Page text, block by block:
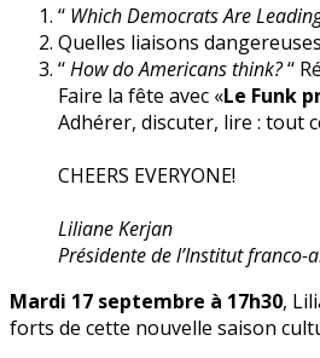
‘‘ Which Democrats Are
Quelles liaisons
‘‘How do Americans think?‘‘
Faire la fête avec «Le Funk
Adhérer, discuter, lire : tout
CHEERS EVERYONE!
Liliane Kerjan
Présidente de l’Institut franco-
Mardi 17 septembre à 17h30,
forts de cette nouvelle saison